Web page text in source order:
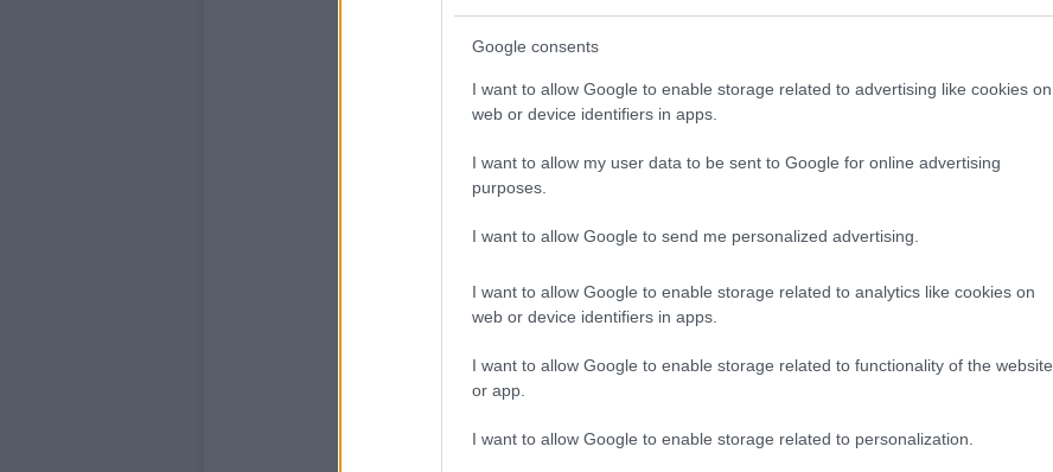
Google consents
I want to allow Google to enable storage related to advertising like cookies on
web or device identifiers in apps.
I want to allow my user data to be sent to Google for online advertising
purposes.
I want to allow Google to send me personalized advertising.
I want to allow Google to enable storage related to analytics like cookies on
web or device identifiers in apps.
I want to allow Google to enable storage related to functionality of the website
or app.
I want to allow Google to enable storage related to personalization.